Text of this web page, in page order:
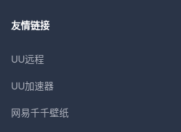
友情链接
UU远程
UU加速器
网易千千壁纸